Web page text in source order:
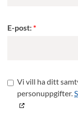
E-post:
Vi vill ha ditt
personuppgifter.